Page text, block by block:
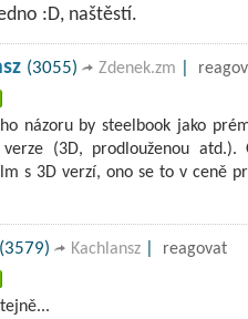
:D, naštěstí.
(3055) Zdenek.zm
názoru by steelbook jako
verze (3D, prodlouženou
s 3D verzí, ono se to v ceně
(3579) Kachlansz
reagovat